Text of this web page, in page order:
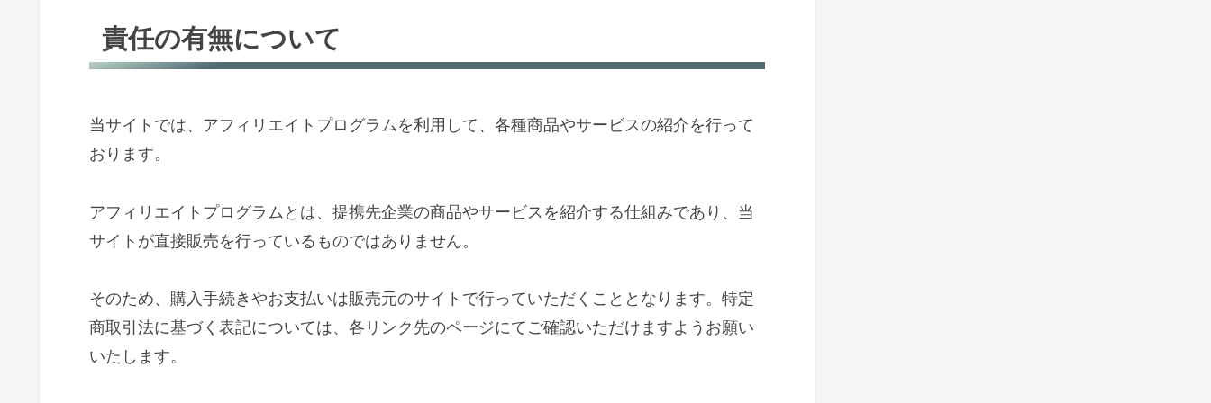
責任の有無について
当サイトでは、アフィリエイトプログラムを利用して、各種商品やサービスの紹介を行って
おります。
アフィリエイトプログラムとは、提携先企業の商品やサービスを紹介する仕組みであり、当
サイトが直接販売を行っているものではありません。
そのため、購入手続きやお支払いは販売元のサイトで行っていただくこととなります。特定
商取引法に基づく表記については、各リンク先のページにてご確認いただけますようお願い
いたします。